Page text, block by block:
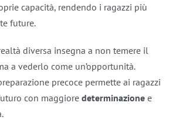
capacità, rendendo i ragazzi più
future.
diversa insegna a non temere il
a vederlo come un’opportunità.
precoce permette ai ragazzi
con maggiore determinazionee